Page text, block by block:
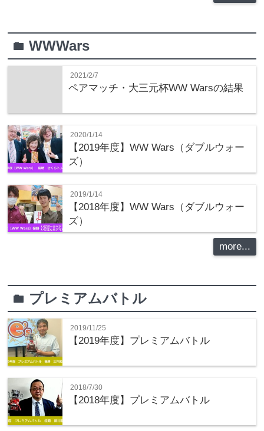
folderWWWars
2021/2/7
ペアマッチ・大三元杯WW Warsの結果
2020/1/14
【2019年度】WW Wars（ダブルウォー
ズ）
2019/1/14
【2018年度】WW Wars（ダブルウォー
ズ）
more...
folder プレミアムバトル
2019/11/25
【2019年度】プレミアムバトル
2018/7/30
【2018年度】プレミアムバトル